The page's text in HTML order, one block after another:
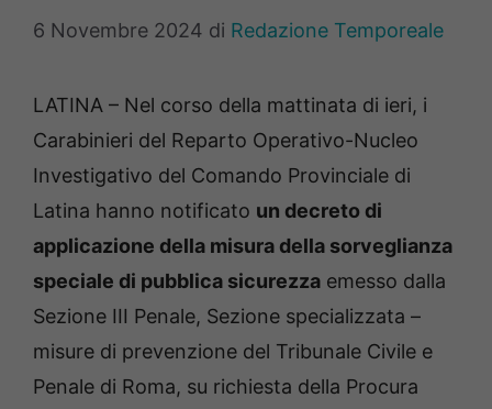
6 Novembre 2024 di Redazione Temporeale
LATINA – Nel corso della mattinata di ieri, i
Carabinieri del Reparto Operativo-Nucleo
Investigativo del Comando Provinciale di
Latina hanno notificato un decreto di
applicazione della misura della sorveglianza
speciale di pubblica sicurezza emesso dalla
Sezione III Penale, Sezione specializzata –
misure di prevenzione del Tribunale Civile e
Penale di Roma, su richiesta della Procura